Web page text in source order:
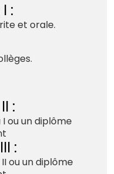
:
et orale.
:
ou un diplôme
:
ou un diplôme